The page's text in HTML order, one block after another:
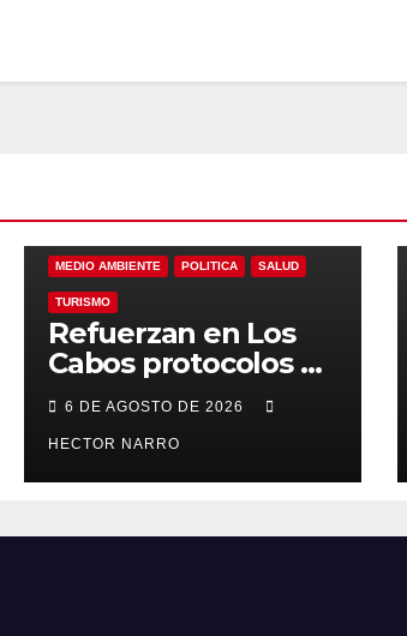
MEDIO AMBIENTE POLITICA SALUD
TURISMO
Refuerzan en Los
Cabos protocolos de
prevención y
rescate en playas
ante oleaje y
temporada de
6 DE AGOSTO DE 2026
HECTOR NARRO